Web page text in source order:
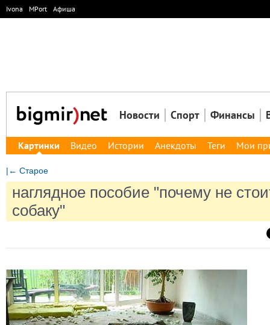
Ivona MPort Афиша
Новости Спорт Финансы
Картинки Видео Истории Анекдоты Теги Мои
|← Старое
наглядное пособие "почему не
собаку"